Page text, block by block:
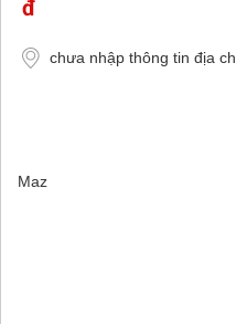
chưa nhập thông tin địa
Maz